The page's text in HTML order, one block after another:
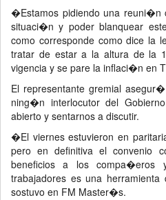
�Estamos pidiendo una reuni�n
situaci�n y poder blanquear
como corresponde como dice la
tratar de estar a la altura de la
vigencia y se pare la inflaci�n en
El representante gremial
ning�n interlocutor del
abierto y sentarnos a discutir.
�El viernes estuvieron en
pero en definitiva el convenio
beneficios a los
trabajadores es una
sostuvo en FM Master�s.